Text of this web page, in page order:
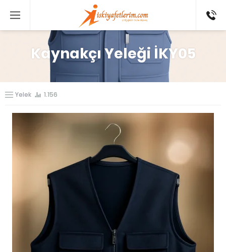
802 52
Kaynakçı Yeleği İKY05
Yelek 1.156